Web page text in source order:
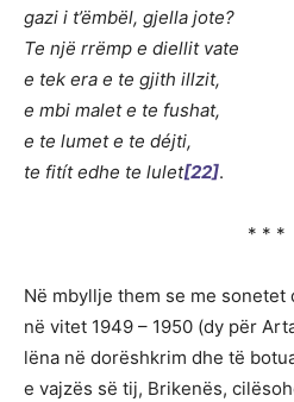
gazi i t’ëmbël, gjella jote?
Te një rrëmp e diellit vate
e tek era e te gjith illzit,
e mbi malet e te fushat,
e te lumet e te déjti,
te fitít edhe te lulet[22].
* * *
Në mbyllje them se me sonetet
në vitet 1949 – 1950 (dy për
lëna në dorëshkrim dhe të
e vajzës së tij, Brikenës,